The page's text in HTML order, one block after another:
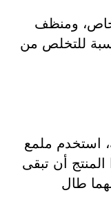
خاص، ومنظف
للتخلص من
استخدم ملمع
أن تبقى
طال